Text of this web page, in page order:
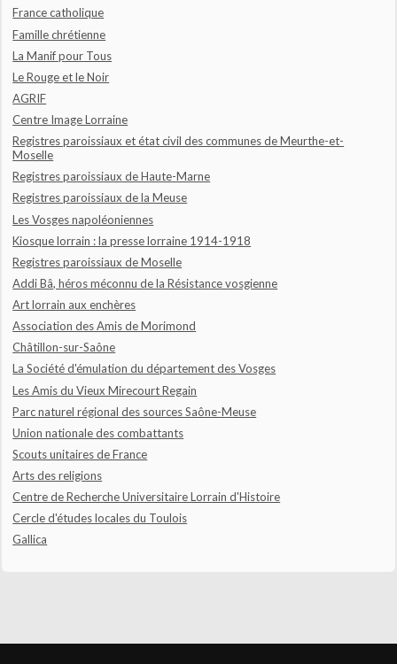
France catholique
Famille chrétienne
La Manif pour Tous
Le Rouge et le Noir
AGRIF
Centre Image Lorraine
Registres paroissiaux et état civil des communes de Meurthe-et-
Moselle
Registres paroissiaux de Haute-Marne
Registres paroissiaux de la Meuse
Les Vosges napoléoniennes
Kiosque lorrain : la presse lorraine 1914-1918
Registres paroissiaux de Moselle
Addi Bâ, héros méconnu de la Résistance vosgienne
Art lorrain aux enchères
Association des Amis de Morimond
Châtillon-sur-Saône
La Société d'émulation du département des Vosges
Les Amis du Vieux Mirecourt Regain
Parc naturel régional des sources Saône-Meuse
Union nationale des combattants
Scouts unitaires de France
Arts des religions
Centre de Recherche Universitaire Lorrain d'Histoire
Cercle d'études locales du Toulois
Gallica